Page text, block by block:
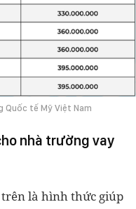
Quốc tế Mỹ Việt Nam
nhà trường vay
trên là hình thức giúp